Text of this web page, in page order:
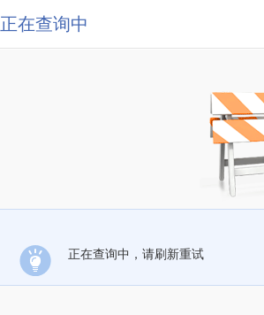
正在查询中
正在查询中，请刷新重试